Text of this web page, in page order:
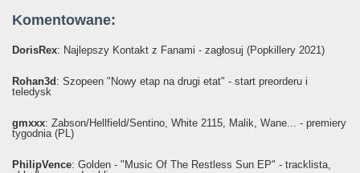
Komentowane:
DorisRex: Najlepszy Kontakt z Fanami - zagłosuj (Popkillery 2021)
Rohan3d: Szopeen "Nowy etap na drugi etat" - start preorderu i
teledysk
gmxxx: Żabson/Hellfield/Sentino, White 2115, Malik, Wane... - premiery
tygodnia (PL)
PhilipVence: Golden - "Music Of The Restless Sun EP" - tracklista,